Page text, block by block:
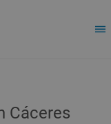
Cáceres